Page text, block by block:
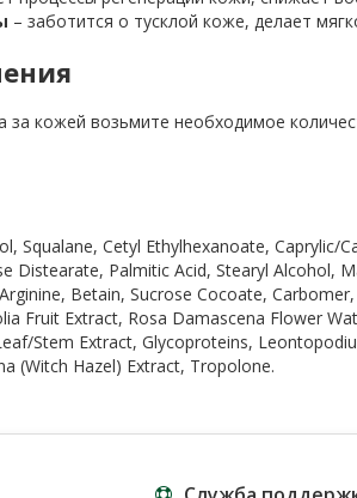
– заботится о тусклой коже, делает
за кожей возьмите необходимое
Squalane, Cetyl Ethylhexanoate,
Distearate, Palmitic Acid, Stearyl Alcohol,
Betain, Sucrose Cocoate,
Fruit Extract, Rosa Damascena Flower
Stem Extract, Glycoproteins,
(Witch Hazel) Extract, Tropolone.